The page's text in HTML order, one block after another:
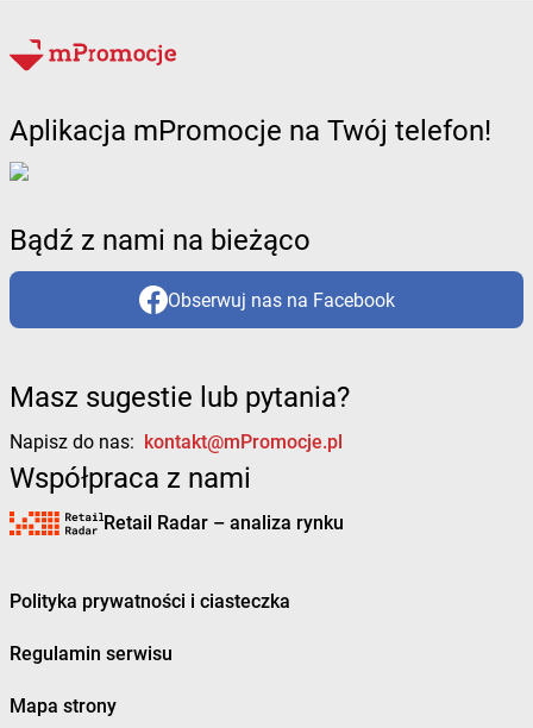
Aplikacja mPromocje na Twój telefon!
Bądź z nami na bieżąco
Obserwuj nas na Facebook
Masz sugestie lub pytania?
Napisz do nas: kontakt@mPromocje.pl
Współpraca z nami
Retail Radar – analiza rynku
Polityka prywatności i ciasteczka
Regulamin serwisu
Mapa strony